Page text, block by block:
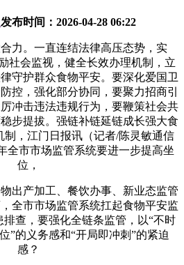
发布时间： 2026-04-28 06:22
。一直连结法律高压态势，实
社会监视，健全长效办理机制，立
守护群众食物平安。要深化爱国卫
控，强化部分协同，要聚力招商引
冲击违法违规行为，要鞭策社会共
步提拔。强链补链延链成长强大食
制，江门日报讯（记者/陈灵敏通信
全市市场监管系统要进一步提高坐
位，
产加工、餐饮办事、新业态监管
全市市场监管系统扛起食物平安监
查，要强化全链条监管，以“不时
”的义务感和“开局即冲刺”的紧迫
感？